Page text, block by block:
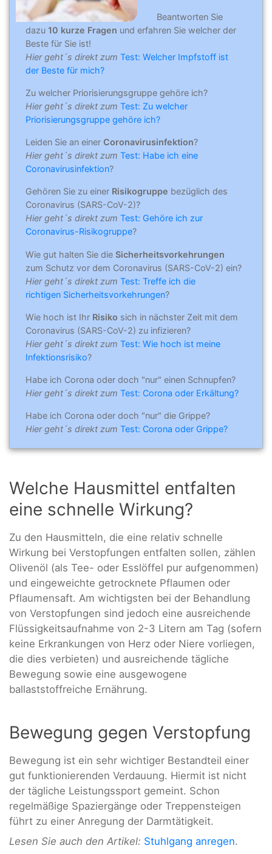
Beantworten Sie
dazu 10 kurze Fragen und erfahren Sie welcher der
Beste für Sie ist!
Hier geht´s direkt zum Test: Welcher Impfstoff ist
der Beste für mich?
Zu welcher Priorisierungsgruppe gehöre ich?
Hier geht´s direkt zum Test: Zu welcher
Priorisierungsgruppe gehöre ich?
Leiden Sie an einer Coronavirusinfektion?
Hier geht´s direkt zum Test: Habe ich eine
Coronavirusinfektion?
Gehören Sie zu einer Risikogruppe bezüglich des
Coronavirus (SARS-CoV-2)?
Hier geht´s direkt zum Test: Gehöre ich zur
Coronavirus-Risikogruppe?
Wie gut halten Sie die Sicherheitsvorkehrungen
zum Schutz vor dem Coronavirus (SARS-CoV-2) ein?
Hier geht´s direkt zum Test: Treffe ich die
richtigen Sicherheitsvorkehrungen?
Wie hoch ist Ihr Risiko sich in nächster Zeit mit dem
Coronavirus (SARS-CoV-2) zu infizieren?
Hier geht´s direkt zum Test: Wie hoch ist meine
Infektionsrisiko?
Habe ich Corona oder doch "nur" einen Schnupfen?
Hier geht´s direkt zum Test: Corona oder Erkältung?
Habe ich Corona oder doch "nur" die Grippe?
Hier geht´s direkt zum Test: Corona oder Grippe?
Welche Hausmittel entfalten
eine schnelle Wirkung?
Zu den Hausmitteln, die eine relativ schnelle
Wirkung bei Verstopfungen entfalten sollen, zählen
Olivenöl (als Tee- oder Esslöffel pur aufgenommen)
und eingeweichte getrocknete Pflaumen oder
Pflaumensaft. Am wichtigsten bei der Behandlung
von Verstopfungen sind jedoch eine ausreichende
Flüssigkeitsaufnahme von 2-3 Litern am Tag (sofern
keine Erkrankungen von Herz oder Niere vorliegen,
die dies verbieten) und ausreichende tägliche
Bewegung sowie eine ausgewogene
ballaststoffreiche Ernährung.
Bewegung gegen Verstopfung
Bewegung ist ein sehr wichtiger Bestandteil einer
gut funktionierenden Verdauung. Hiermit ist nicht
der tägliche Leistungssport gemeint. Schon
regelmäßige Spaziergänge oder Treppensteigen
führt zu einer Anregung der Darmtätigkeit.
Lesen Sie auch den Artikel: Stuhlgang anregen.